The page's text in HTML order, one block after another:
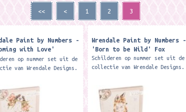
<< < 1 2 3
Paint by Numbers -
with Love'
op nummer set uit de
van Wrendale Designs.
canvas van 40 x 40
je de genummerde...
Wrendale Paint by Numbers -
'Born to be Wild' Fox
Schilderen op nummer set uit de
collectie van Wrendale Designs.
voorbedrukte canvas van 40 x 40
cm, waarbij je de genummerde...